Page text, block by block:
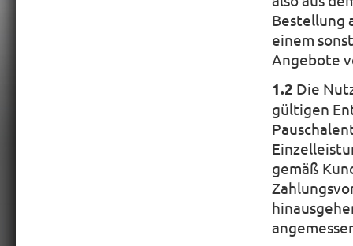
Bestellung
einem
Angebote
1.2 Die
gültigen
gemäß